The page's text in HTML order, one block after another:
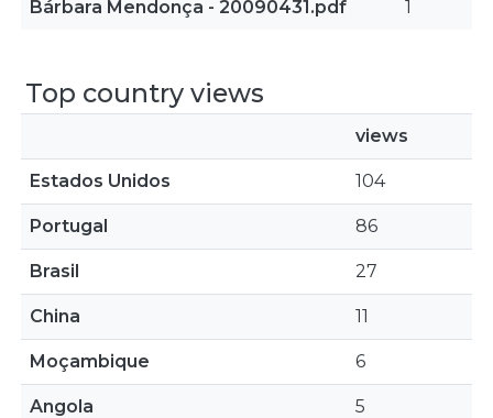
Bárbara Mendonça - 20090431.pdf 1
Top country views
views
Estados Unidos 104
Portugal 86
Brasil 27
China 11
Moçambique 6
Angola 5